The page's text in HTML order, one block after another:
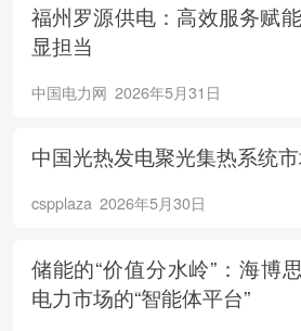
福州罗源供电：高效服务赋
显担当
中国电力网 2026年5月31日
中国光热发电聚光集热系统
cspplaza 2026年5月30日
储能的“价值分水岭”：海博
电力市场的“智能体平台”